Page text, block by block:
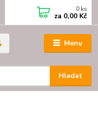
Menu
Hledat
0 ks
za 0,00 Kč